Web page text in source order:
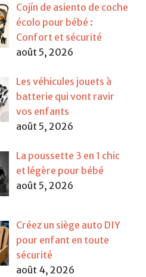
Cojín de asiento de coche
écolo pour bébé :
Confort et sécurité
août 5, 2026
Les véhicules jouets à
batterie qui vont ravir
vos enfants
août 5, 2026
La poussette 3 en 1 chic
et légère pour bébé
août 5, 2026
Créez un siège auto DIY
pour enfant en toute
sécurité
août 4, 2026